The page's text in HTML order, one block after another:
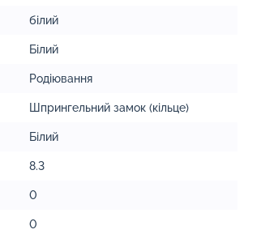
білий
Білий
Родіювання
Шпрингельний замок (кільце)
Білий
8.3
0
0